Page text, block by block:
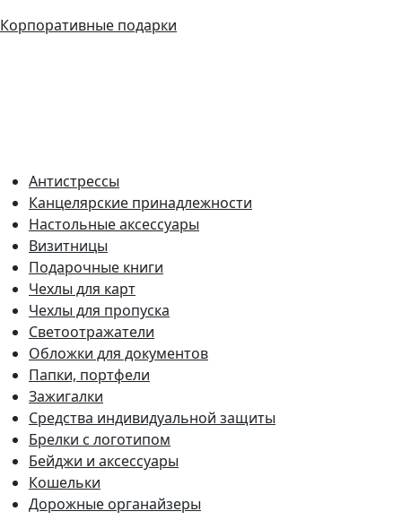
Корпоративные подарки
Антистрессы
Канцелярские принадлежности
Настольные аксессуары
Визитницы
Подарочные книги
Чехлы для карт
Чехлы для пропуска
Светоотражатели
Обложки для документов
Папки, портфели
Зажигалки
Средства индивидуальной защиты
Брелки с логотипом
Бейджи и аксессуары
Кошельки
Дорожные органайзеры